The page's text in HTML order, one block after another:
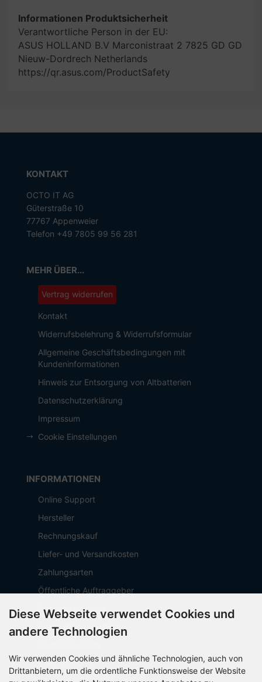
Informationen Produktsicherheit
Verantwortliche Person in der EU:
ASUS HOLLAND B.V Marconistraat 2 7825 GD GD
Nieuw-Dordrech Netherlands
https://qr.asus.com/ProductSafety
KONTAKT
OCTO IT AG
Güterstraße 10
77767 Appenweier
Telefon +49 7805 99 56 281
MEHR ÜBER...
Vertrag widerrufen
Kontakt
Widerrufsbelehrung & Widerrufsformular
Allgemeine Geschäftsbedingungen mit
Kundeninformationen
Hinweis zur Entsorgung von Altbatterien
Datenschutzerklärung
Impressum
Cookie Einstellungen
INFORMATIONEN
Online Support
Hersteller
Rechnungskauf
Liefer- und Versandkosten
Zahlungsarten
Öffentliche Auftraggeber
Geschäftskunden
Beschaffungsplattform
Über OCTO IT
Diese Webseite verwendet Cookies und
andere Technologien
Wir verwenden Cookies und ähnliche Technologien, auch von
Drittanbietern, um die ordentliche Funktionsweise der Website